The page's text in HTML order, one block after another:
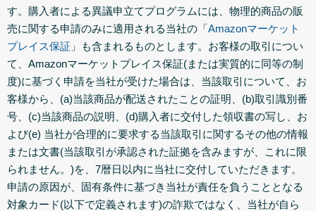
す。購入者による異議申立てプログラムには、物理的商品の販
売に関する申請のみに適用される当社の「Amazonマーケット
プレイス保証 」も含まれるものとします。お客様の取引につい
て、Amazonマーケットプレイス保証(または実質的に同等の制
度)に基づく申請を当社が受けた場合は、当該取引について、お
客様から、(a)当該商品が配送されたことの証明、(b)取引識別番
号、(c)当該商品の説明、(d)購入者に交付した領収書の写し、お
よび(e) 当社が合理的に要求する当該取引に関するその他の情報
または文書(当該取引が承認された証拠を含みますが、これに限
られません。)を、7暦日以内に当社に交付していただきます。
申請の原因が、固有条件に基づき当社が責任を負うこととなる
対象カード(以下で定義されます)の詐欺ではなく、当社が自ら